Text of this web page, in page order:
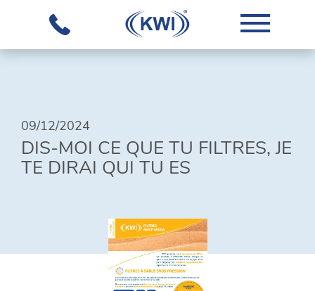
NOTRE
SAVOIR-
FAIRE
09/12/2024
DIS-MOI CE QUE TU FILTRES, JE
TE DIRAI QUI TU ES